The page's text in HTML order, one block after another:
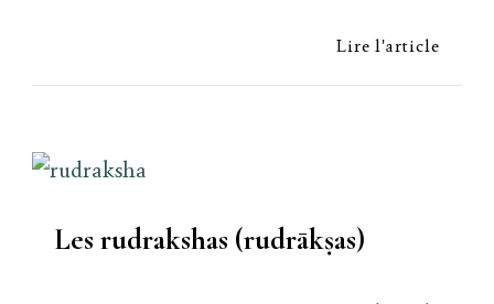
Lire l'article
Les rudrakshas (rudrākṣas)